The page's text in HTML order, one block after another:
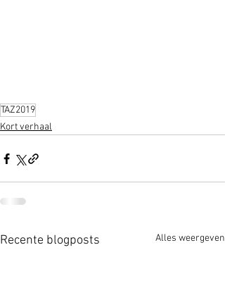
TAZ2019
Kort verhaal
Recente blogposts Alles weergeven